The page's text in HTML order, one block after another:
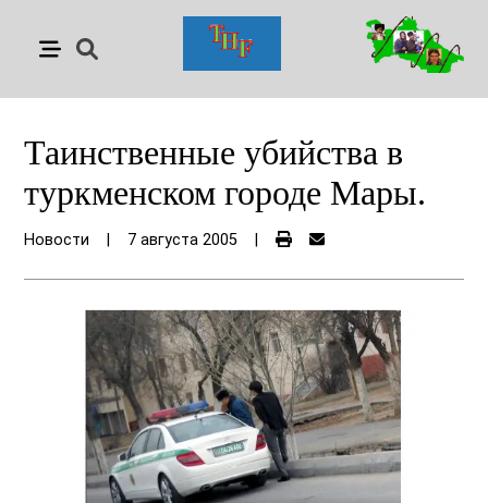
Таинственные убийства в
туркменском городе Мары.
Новости 7 августа 2005